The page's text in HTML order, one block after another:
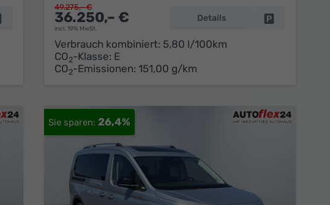
Fahrzeug parken36.250,– €
incl. 19% MwSt.
49.275,– €
Details
Verbrauch kombiniert: 5,80 l/100km
CO2-Klasse: E
CO2-Emissionen: 151,00 g/km
26,4%